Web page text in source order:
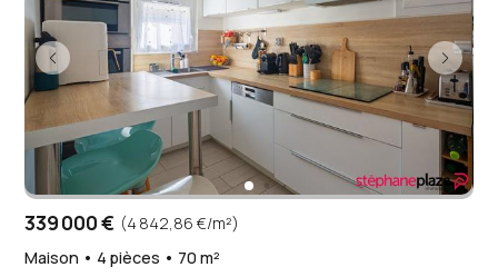
339 000 € (4 842,86 €/m²)
Maison • 4 pièces • 70 m²